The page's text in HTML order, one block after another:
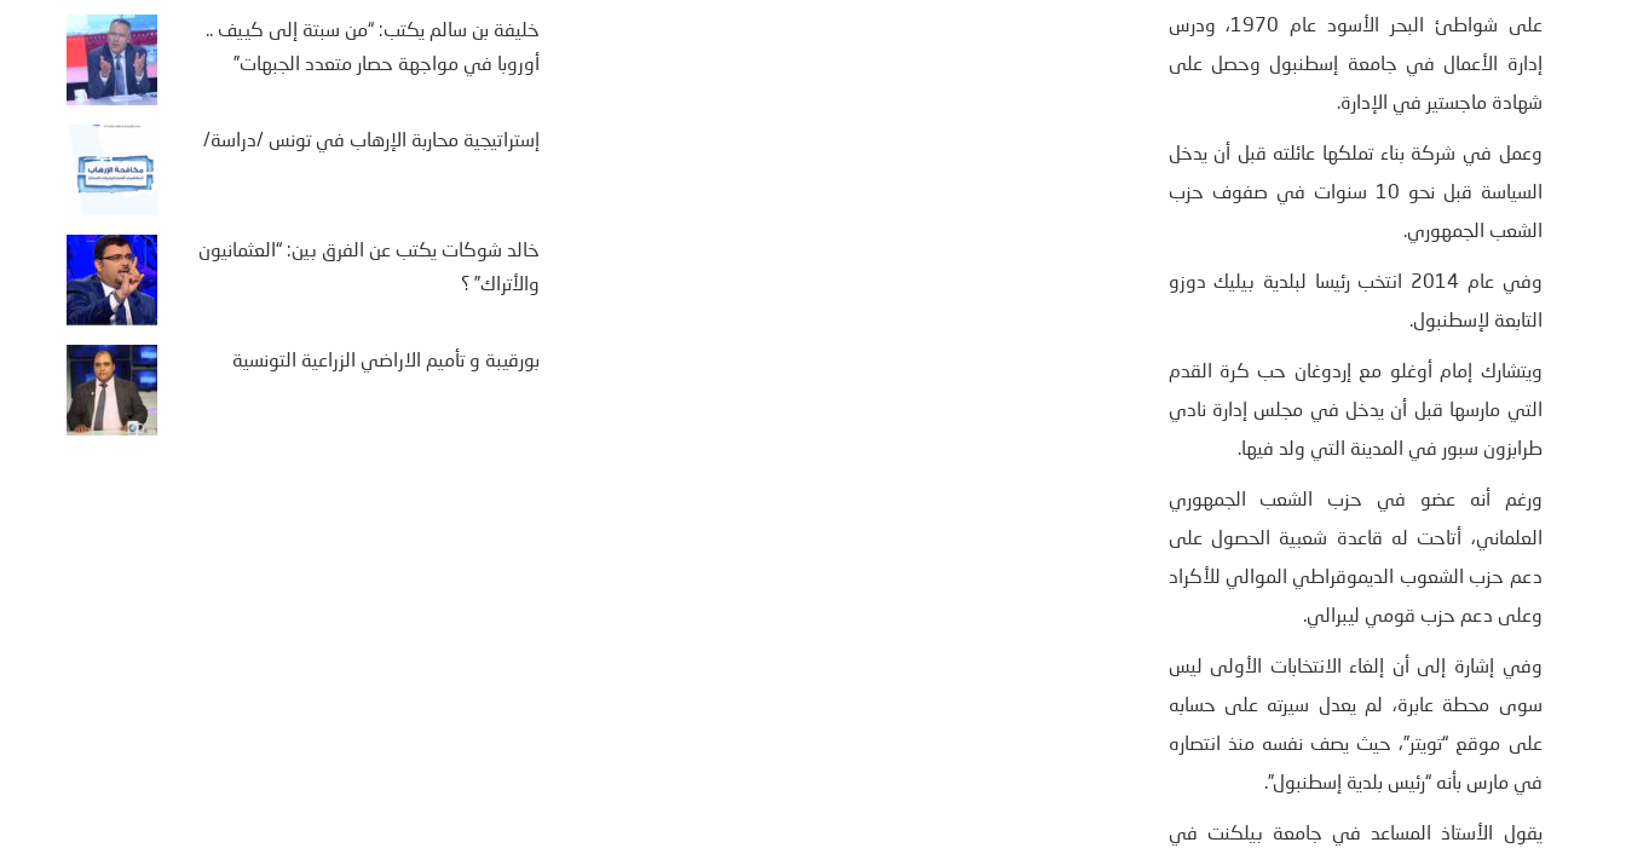
على شواطئ البحر الأسود عام 1970، ودرس
إدارة الأعمال في جامعة إسطنبول وحصل على
شهادة ماجستير في الإدارة.
وعمل في شركة بناء تملكها عائلته قبل أن يدخل
السياسة قبل نحو 10 سنوات في صفوف حزب
الشعب الجمهوري.
وفي عام 2014 انتخب رئيسا لبلدية بيليك دوزو
التابعة لإسطنبول.
ويتشارك إمام أوغلو مع إردوغان حب كرة القدم
التي مارسها قبل أن يدخل في مجلس إدارة نادي
طرابزون سبور في المدينة التي ولد فيها.
ورغم أنه عضو في حزب الشعب الجمهوري
العلماني، أتاحت له قاعدة شعبية الحصول على
دعم حزب الشعوب الديموقراطي الموالي للأكراد
وعلى دعم حزب قومي ليبرالي.
وفي إشارة إلى أن إلغاء الانتخابات الأولى ليس
سوى محطة عابرة، لم يعدل سيرته على حسابه
على موقع “تويتر”، حيث يصف نفسه منذ انتصاره
في مارس بأنه “رئيس بلدية إسطنبول”.
يقول الأستاذ المساعد في جامعة بيلكنت في
خليفة بن سالم يكتب: “من سبتة إلى كييف ..
أوروبا في مواجهة حصار متعدد الجبهات”
إستراتيجية محاربة الإرهاب في تونس /دراسة/
خالد شوكات يكتب عن الفرق بين: “العثمانيون
والأتراك” ؟
بورقيبة و تأميم الاراضي الزراعية التونسية